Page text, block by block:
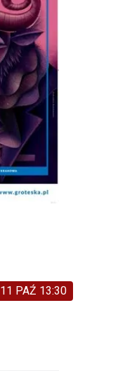
11 PAŹ 13:30